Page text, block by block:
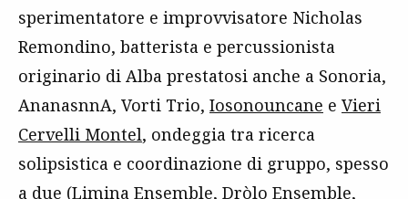
sperimentatore e improvvisatore Nicholas
Remondino, batterista e percussionista
originario di Alba prestatosi anche a Sonoria,
AnanasnnA, Vorti Trio, Iosonouncane e Vieri
Cervelli Montel, ondeggia tra ricerca
solipsistica e coordinazione di gruppo, spesso
a due (Limina Ensemble, Dròlo Ensemble,